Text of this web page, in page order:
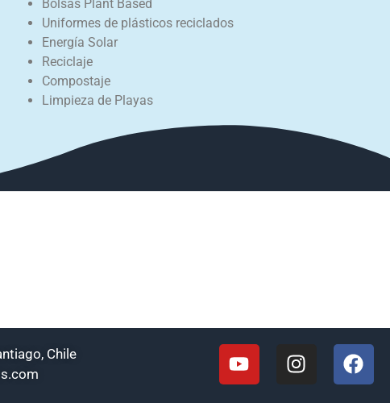
Bolsas Plant Based
Uniformes de plásticos reciclados
Energía Solar
Reciclaje
Compostaje
Limpieza de Playas
Chile